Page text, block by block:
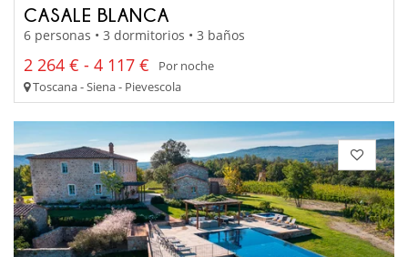
CASALE BLANCA
6 personas • 3 dormitorios • 3 baños
2 264 € - 4 117 €
Por noche
Toscana - Siena - Pievescola